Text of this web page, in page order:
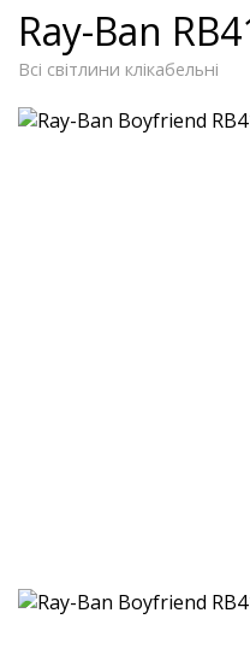
Ray-Ban
Всі світлини клікабельні